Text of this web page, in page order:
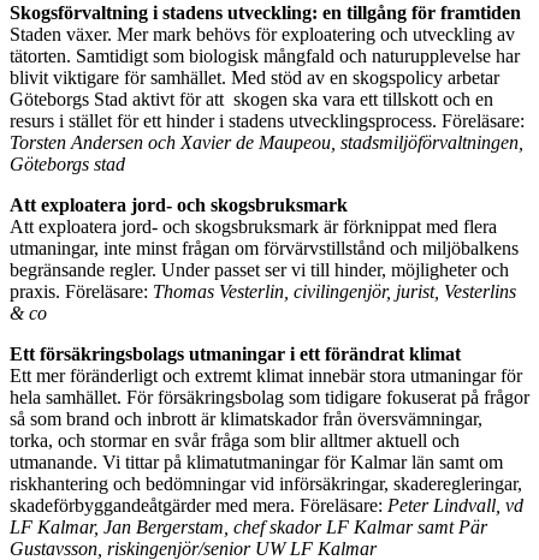
Skogsförvaltning i stadens utveckling: en tillgång för framtiden
Staden växer. Mer mark behövs för exploatering och utveckling av
tätorten. Samtidigt som biologisk mångfald och naturupplevelse har
blivit viktigare för samhället. Med stöd av en skogspolicy arbetar
Göteborgs Stad aktivt för att skogen ska vara ett tillskott och en
resurs i stället för ett hinder i stadens utvecklingsprocess. Föreläsare:
Torsten Andersen och Xavier de Maupeou, stadsmiljöförvaltningen,
Göteborgs stad
Att exploatera jord- och skogsbruksmark
Att exploatera jord- och skogsbruksmark är förknippat med flera
utmaningar, inte minst frågan om förvärvstillstånd och miljöbalkens
begränsande regler. Under passet ser vi till hinder, möjligheter och
praxis. Föreläsare: Thomas Vesterlin, civilingenjör, jurist, Vesterlins
& co
Ett försäkringsbolags utmaningar i ett förändrat klimat
Ett mer föränderligt och extremt klimat innebär stora utmaningar för
hela samhället. För försäkringsbolag som tidigare fokuserat på frågor
så som brand och inbrott är klimatskador från översvämningar,
torka, och stormar en svår fråga som blir alltmer aktuell och
utmanande. Vi tittar på klimatutmaningar för Kalmar län samt om
riskhantering och bedömningar vid införsäkringar, skaderegleringar,
skadeförbyggandeåtgärder med mera. Föreläsare: Peter Lindvall, vd
LF Kalmar, Jan Bergerstam, chef skador LF Kalmar samt Pär
Gustavsson, riskingenjör/senior UW LF Kalmar